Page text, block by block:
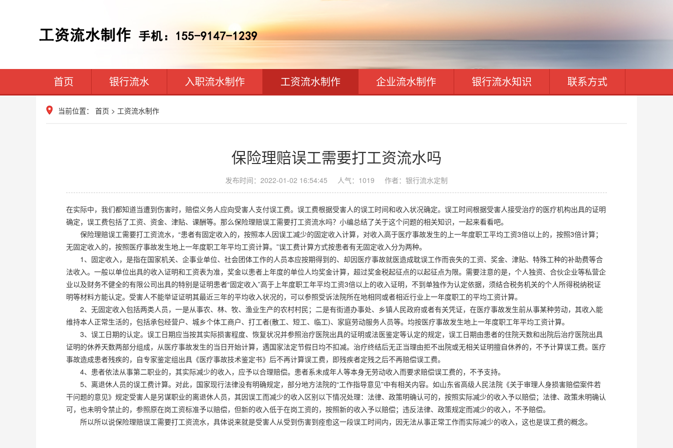
首页 银行流水 入职流水制作 工资流水制作 企业流水制作 银行流水知识 联系方式
当前位置： 首页 > 工资流水制作
保险理赔误工需要打工资流水吗
发布时间：2022-01-02 16:54:45 人气： 1019 作者：银行流水定制
在实际中，我们都知道当遭到伤害时，赔偿义务人应向受害人支付误工费。误工费根据受害人的误工时间和收入状况确定。误工时间根据受害人接受治疗的医疗机构出具的证明
确定，误工费包括了工资、资金、津贴、课酬等。那么保险理赔误工需要打工资流水吗？小编总结了关于这个问题的相关知识，一起来看看吧。
保险理赔误工需要打工资流水，“患者有固定收入的，按照本人因误工减少的固定收入计算，对收入高于医疗事故发生的上一年度职工平均工资3倍以上的，按照3倍计算；
无固定收入的，按照医疗事故发生地上一年度职工年平均工资计算。”误工费计算方式按患者有无固定收入分为两种。
1、固定收入，是指在国家机关、企事业单位、社会团体工作的人员本应按期得到的、却因医疗事故就医造成耽误工作而丧失的工资、奖金、津贴、特殊工种的补助费等合
法收入。一般以单位出具的收入证明和工资表为准，奖金以患者上年度的单位人均奖金计算，超过奖金税起征点的以起征点为限。需要注意的是，个人独资、合伙企业等私营企
业以及财务不健全的有限公司出具的特别是证明患者“固定收入”高于上年度职工年平均工资3倍以上的收入证明，不到单独作为认定依据，须结合税务机关的个人所得税纳税证
明等材料方能认定。受害人不能举证证明其最近三年的平均收入状况的，可以参照受诉法院所在地相同或者相近行业上一年度职工的平均工资计算。
2、无固定收入包括两类人员，一是从事农、林、牧、渔业生产的农村村民；二是有街道办事处、乡镇人民政府或者有关凭证，在医疗事故发生前从事某种劳动，其收入能
维持本人正常生活的，包括承包经营户、城乡个体工商户、打工者(散工、短工、临工)、家庭劳动服务人员等。均按医疗事故发生地上一年度职工年平均工资计算。
3、误工日期的认定。误工日期应当按其实际损害程度、恢复状况并参照治疗医院出具的证明或法医鉴定等认定的规定，误工日期由患者的住院天数和出院后治疗医院出具
证明的休养天数两部分组成，从医疗事故发生的当日开始计算，遇国家法定节假日均不扣减。治疗终结后无正当理由拒不出院或无相关证明擅自休养的，不予计算误工费。医疗
事故造成患者残疾的，自专家鉴定组出具《医疗事故技术鉴定书》后不再计算误工费，即残疾者定残之后不再赔偿误工费。
4、患者依法从事第二职业的，其实际减少的收入，应予以合理赔偿。患者系未成年人等本身无劳动收入而要求赔偿误工费的，不予支持。
5、离退休人员的误工费计算。对此，国家现行法律没有明确规定，部分地方法院的“工作指导意见”中有相关内容。如山东省高级人民法院《关于审理人身损害赔偿案件若
干问题的意见》规定受害人是另谋职业的离退休人员，其因误工而减少的收入区别以下情况处理：法律、政策明确认可的，按照实际减少的收入予以赔偿；法律、政策未明确认
可，也未明令禁止的，参照原在岗工资标准予以赔偿，但新的收入低于在岗工资的，按照新的收入予以赔偿；违反法律、政策规定而减少的收入，不予赔偿。
所以所以说保险理赔误工需要打工资流水，具体说来就是受害人从受到伤害到痊愈这一段误工时间内，因无法从事正常工作而实际减少的收入，这也是误工费的概念。